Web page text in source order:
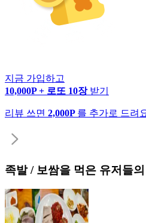
지금 가입하고
10,000P + 로또 10장 받기
리뷰 쓰면 2,000P 를 추가로 드려
족발 / 보쌈을 먹은 유저들